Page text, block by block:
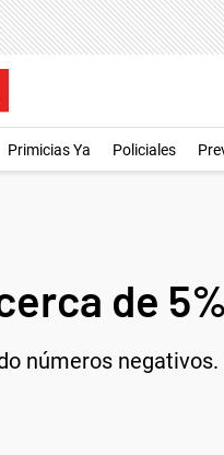
Primicias Ya Policiales
de
números